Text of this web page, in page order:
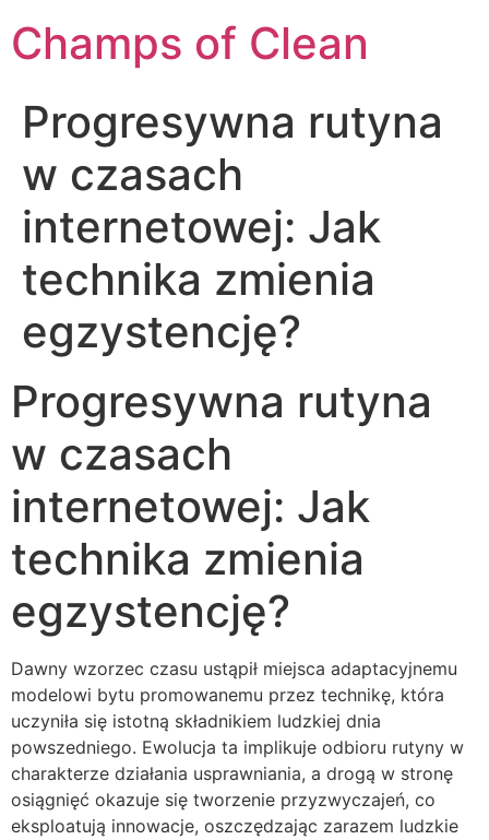
Champs of Clean
Progresywna rutyna
w czasach
internetowej: Jak
technika zmienia
egzystencję?
Progresywna rutyna
w czasach
internetowej: Jak
technika zmienia
egzystencję?
Dawny wzorzec czasu ustąpił miejsca adaptacyjnemu
modelowi bytu promowanemu przez technikę, która
uczyniła się istotną składnikiem ludzkiej dnia
powszedniego. Ewolucja ta implikuje odbioru rutyny w
charakterze działania usprawniania, a drogą w stronę
osiągnięć okazuje się tworzenie przyzwyczajeń, co
eksploatują innowacje, oszczędzając zarazem ludzkie